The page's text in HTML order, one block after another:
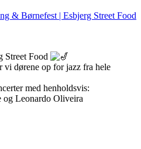
& Børnefest | Esbjerg Street Food
Street Food
vi dørene op for jazz fra hele
med henholdsvis:
og Leonardo Oliveira